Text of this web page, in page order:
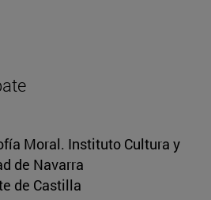
Moral. Instituto Cultura y
de Navarra
de Castilla